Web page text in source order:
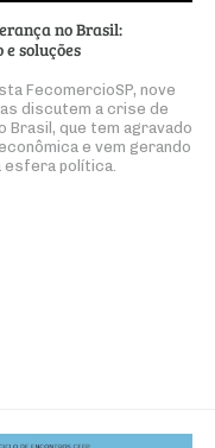
no Brasil:
soluções
FecomercioSP, nove
discutem a crise de
Brasil, que tem agravado
e vem gerando
esfera política.